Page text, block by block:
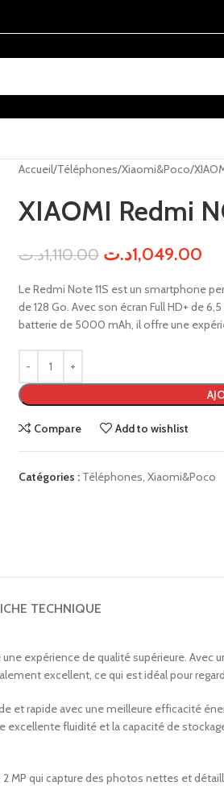
Accueil Téléphones Xiaomi&Poco
XIAOMI Redmi
1,110.00د.ت 1,049.00د.ت
Le Redmi Note 11S est un smartphone
de 128 Go. Avec son écran Full HD+ de
batterie de 5000 mAh, il offre une
Compare Add to wishlist
Catégories : Téléphones, Xiaomi&Poco
TECHNIQUE
expérience de qualité supérieure. Avec
excellent, ce qui est idéal pour
rapide avec une meilleure efficacité
excellente fluidité et la capacité de
MP qui capture des photos nettes et